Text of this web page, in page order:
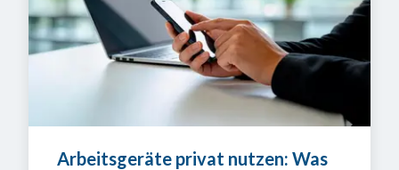
Arbeitsgeräte privat nutzen: Was